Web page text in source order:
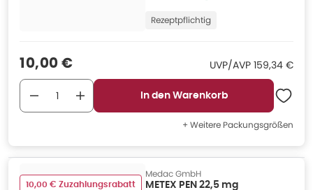
Rezeptpflichtig
Verkaufspreis
10,00 € UVP/AVP UVP/AVP
159,34 €
In den Warenkorb
+ Weitere Packungsgrößen
10,00 € Zuzahlungsrabatt
Medac GmbH
METEX PEN 22,5 mg